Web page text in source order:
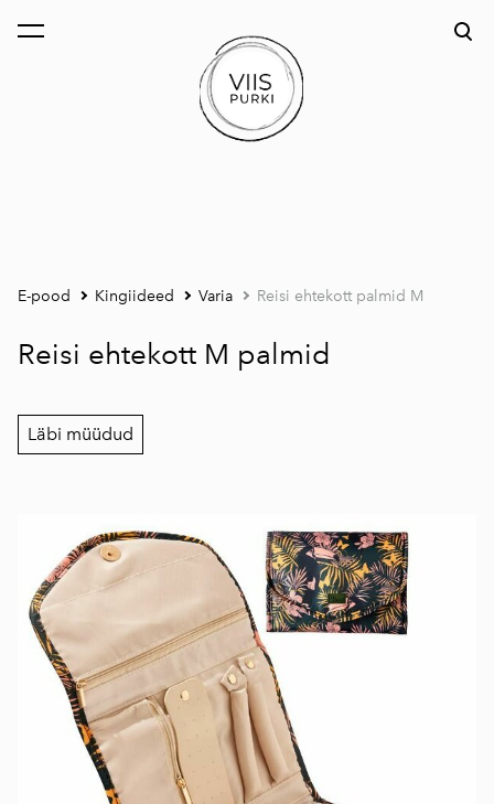
lisati ostukorvi. Vaata ostukorvi
E-pood Kingiideed Varia Reisi ehtekott palmid M
Reisi ehtekott M palmid
Läbi müüdud